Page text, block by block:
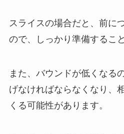
スライスの場合だと、前に
ので、しっかり準備するこ
また、バウンドが低くなる
げなければならなくなり、
くる可能性があります。